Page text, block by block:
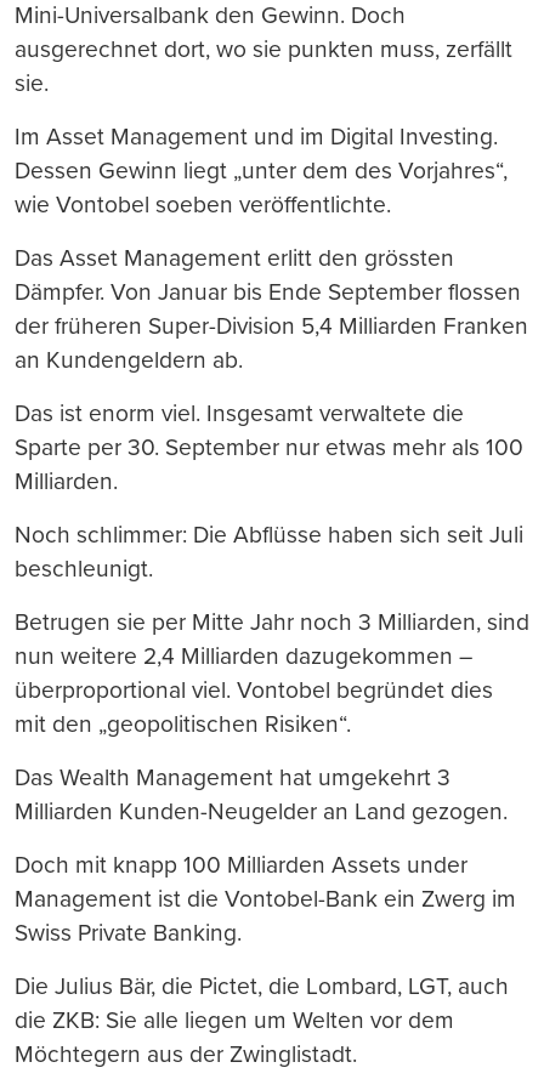
Mini-Universalbank den Gewinn. Doch
ausgerechnet dort, wo sie punkten muss, zerfällt
sie.
Im Asset Management und im Digital Investing.
Dessen Gewinn liegt „unter dem des Vorjahres“,
wie Vontobel soeben veröffentlichte.
Das Asset Management erlitt den grössten
Dämpfer. Von Januar bis Ende September flossen
der früheren Super-Division 5,4 Milliarden Franken
an Kundengeldern ab.
Das ist enorm viel. Insgesamt verwaltete die
Sparte per 30. September nur etwas mehr als 100
Milliarden.
Noch schlimmer: Die Abflüsse haben sich seit Juli
beschleunigt.
Betrugen sie per Mitte Jahr noch 3 Milliarden, sind
nun weitere 2,4 Milliarden dazugekommen –
überproportional viel. Vontobel begründet dies
mit den „geopolitischen Risiken“.
Das Wealth Management hat umgekehrt 3
Milliarden Kunden-Neugelder an Land gezogen.
Doch mit knapp 100 Milliarden Assets under
Management ist die Vontobel-Bank ein Zwerg im
Swiss Private Banking.
Die Julius Bär, die Pictet, die Lombard, LGT, auch
die ZKB: Sie alle liegen um Welten vor dem
Möchtegern aus der Zwinglistadt.